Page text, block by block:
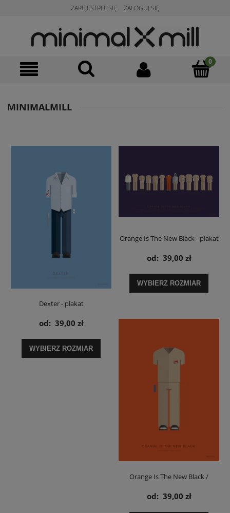
ZAREJESTRUJ SIĘ ZALOGUJ SIĘ
MINIMALMILL
Dexter - plakat
od: 39,00 zł
WYBIERZ ROZMIAR
Orange Is The New Black - plakat
od: 39,00 zł
WYBIERZ ROZMIAR
Orange Is The New Black /
Sophia Burset - plakat
od: 39,00 zł